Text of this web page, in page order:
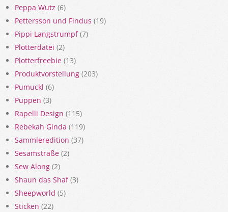
Peppa Wutz (6)
Pettersson und Findus (19)
Pippi Langstrumpf(7)
Plotterdatei (2)
Plotterfreebie (13)
Produktvorstellung (203)
Pumuckl (6)
Puppen (3)
Rapelli Design (115)
Rebekah Ginda (119)
Sammleredition (37)
Sesamstraße (2)
Sew Along (2)
Shaun das Shaf(3)
Sheepworld (5)
Sticken (22)